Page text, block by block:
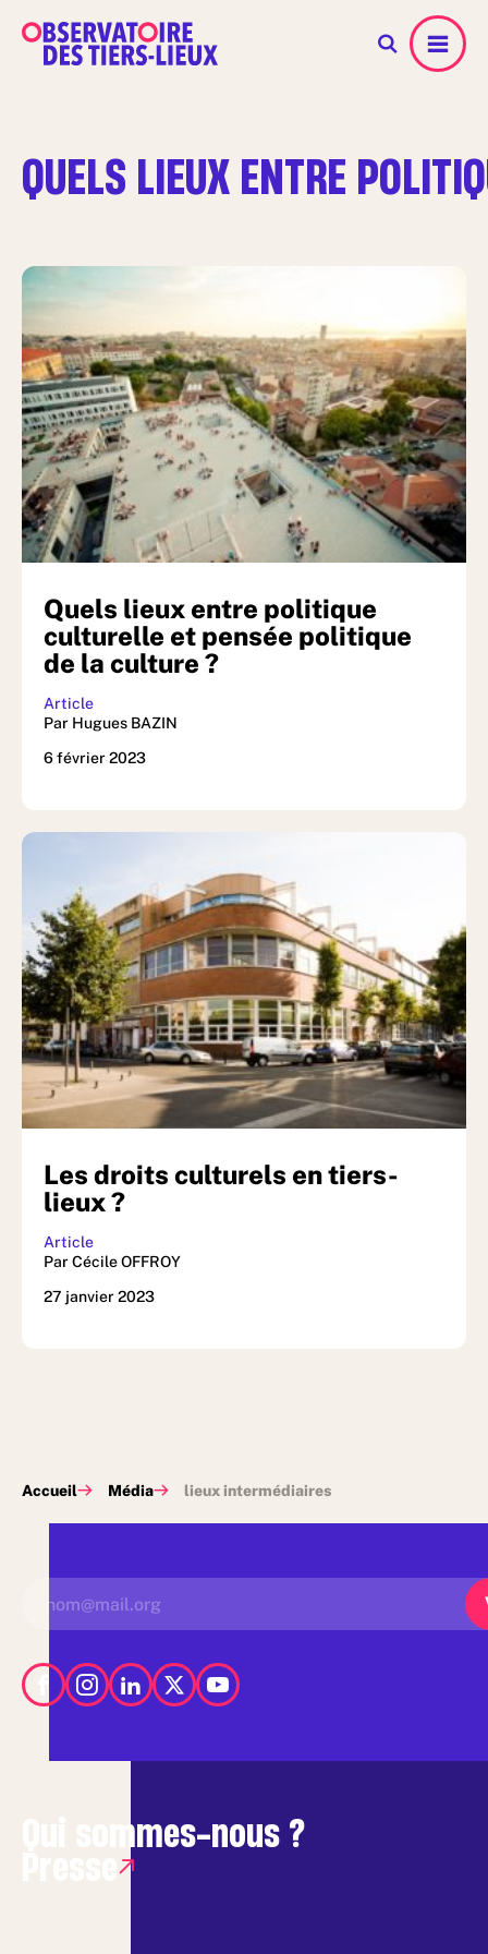
Menu
QUELS LIEUX ENTRE
Quels lieux entre politique
culturelle et pensée politique
de la culture ?
Article
Par Hugues BAZIN
6 février 2023
Les droits culturels en tiers-
lieux ?
Article
Par Cécile OFFROY
27 janvier 2023
Accueil Média lieux intermédiaires
Qui sommes-nous ?